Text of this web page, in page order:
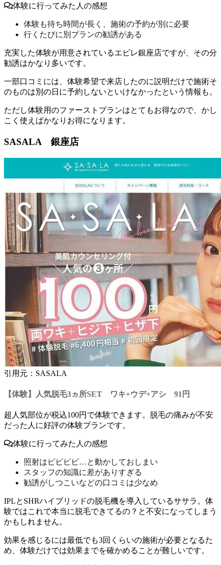
体験に行ってみた人の感想
体験も待ち時間が長く、施術の予約が別に必要
行くたびに別プランの勧誘がある
充実した体験が用意されているエピレ銀座店ですが、その分
勧誘はかなり多いです。
一部口コミには、体験希望で来店したのに説明だけで施術そ
のものは別の日に予約しないといけなかったという情報も。
ただし体験用のファーストプランはとてもお得なので、かし
こく使えばかなりお得になります。
SASALA 銀座店
引用元：SASALA
【体験】人気脱毛3ヵ所SET ワキ+ウデ+アシ 91円
超人気部位が税込100円で体験できます。 脱毛の痛みが不安
だった人に好評の体験プランです。
体験に行ってみた人の感想
照射はピピピピ…と動かしておしまい
スタッフの知識に差がありすぎる
勧誘がしつこいなどの口コミは少なめ
IPLとSHRハイブリッドの脱毛機を導入しているササラ。体
験ではこれで本当に脱毛できてるの？と不安になってしまう
かもしれません。
効果を感じるには最低でも3回くらいの施術が必要となるた
め、体験だけでは効果までを確かめることが難しいです。